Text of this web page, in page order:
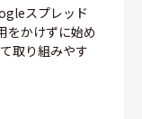
スプレッド
をかけずに始め
取り組みやす